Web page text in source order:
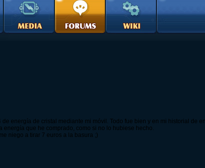
energía de cristal mediante mi móvil. Todo fue bien y en mi historial de
que he comprado, como si no lo hubiese hecho.
niego a tirar 7 euros a la basura ;)